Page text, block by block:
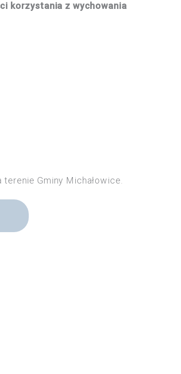
korzystania z wychowania
Gminy Michałowice.